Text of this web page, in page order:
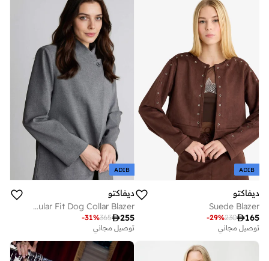
ADIB
ديفاكتو
Suede Blazer
165
230
-29%
توصيل مجاني
ADIB
ديفاكتو
Regular Fit Dog Collar Blazer
255
365
-31%
توصيل مجاني